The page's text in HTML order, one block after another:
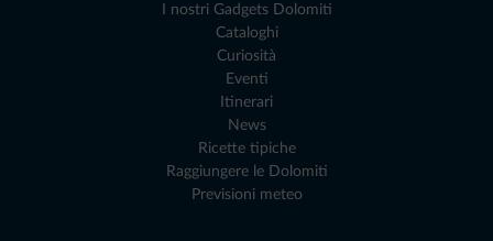
I nostri Gadgets Dolomiti
Cataloghi
Curiosità
Eventi
Itinerari
News
Ricette tipiche
Raggiungere le Dolomiti
Previsioni meteo